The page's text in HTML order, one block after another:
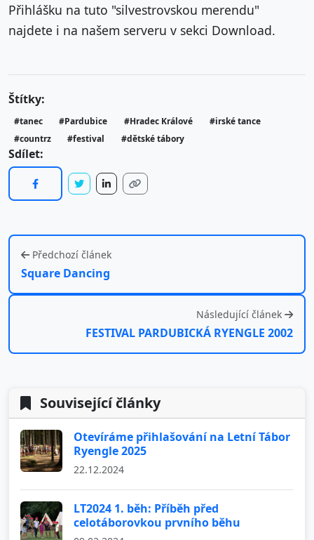
Přihlášku na tuto "silvestrovskou merendu"
najdete i na našem serveru v sekci Download.
Štítky:
#tanec #Pardubice #Hradec Králové
#irské tance
#countrz
#festival #dětské tábory
Sdílet:
Předchozí článek
Square Dancing
Následující článek
FESTIVAL PARDUBICKÁ RYENGLE 2002
Související články
Otevíráme přihlašování na Letní Tábor
Ryengle 2025
22.12.2024
LT2024 1. běh: Příběh před
celotáborovkou prvního běhu